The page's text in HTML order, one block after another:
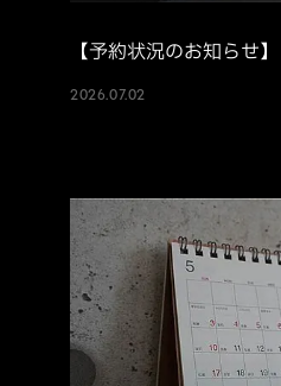
【予約状況のお知らせ】
2026.07.02